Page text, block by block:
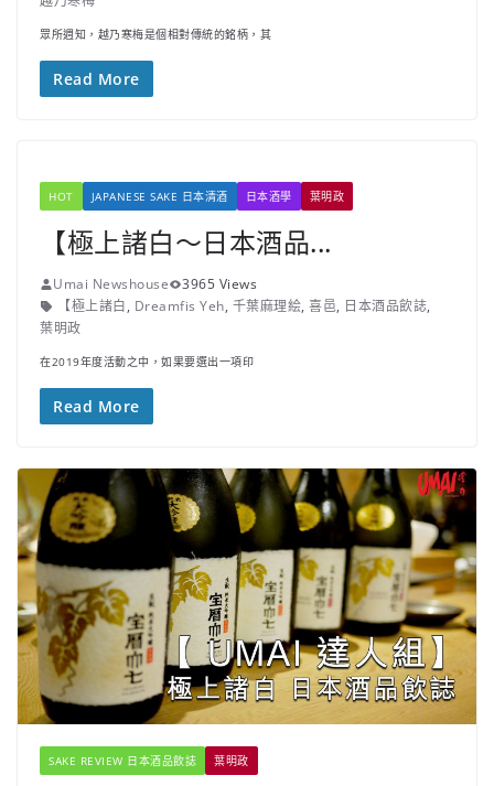
眾所週知，越乃寒梅是個相對傳統的銘柄，其
Read More
HOT JAPANESE SAKE 日本清酒 日本酒學 葉明政
【極上諸白～日本酒品...
Umai Newshouse
3965 Views
【極上諸白, Dreamfis Yeh, 千葉麻理絵, 喜邑, 日本酒品飲誌,
葉明政
在2019年度活動之中，如果要選出一項印
Read More
SAKE REVIEW 日本酒品飲誌 葉明政